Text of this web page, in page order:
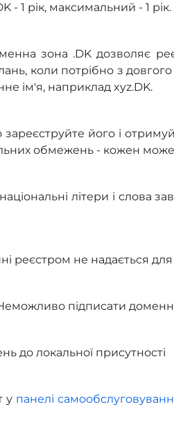
- 1 рік, максимальний - 1 рік.
зона .DK дозволяє
коли потрібно з
ім'я, наприклад xyz.DK.
його і
обмежень - кожен
літери і слова
реєстром не надається для
підписати
до локальної присутності
у панелі